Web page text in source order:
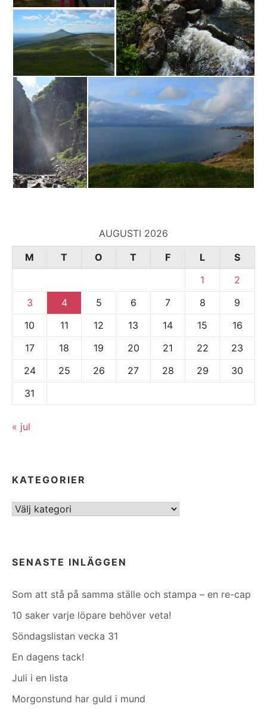
AUGUSTI 2026
M
T O T F L
S
1
2
3
4 5 6 7 8
9
10
11 12 13 14 15
16
17
18 19 20 21 22
23
24
25 26 27 28 29
30
31
« jul
KATEGORIER
Kategorier
SENASTE INLÄGGEN
Som att stå på samma ställe och stampa – en re-cap
10 saker varje löpare behöver veta!
Söndagslistan vecka 31
En dagens tack!
Juli i en lista
Morgonstund har guld i mund